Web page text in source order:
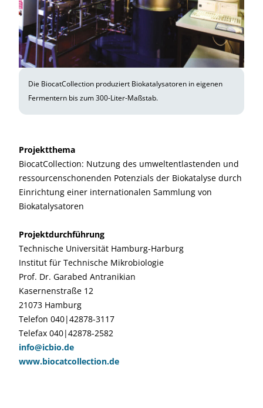
Die BiocatCollection produziert Biokatalysatoren in eigenen
Fermentern bis zum 300-Liter-Maßstab.
Projektthema
BiocatCollection: Nutzung des umwelt­entlastenden und
ressourcenschonenden Potenzials der Biokatalyse durch
Einrichtung einer internationalen Sammlung von
Biokatalysatoren
Projektdurchführung
Technische Universität Hamburg-Harburg
Institut für Technische Mikrobiologie
Prof. Dr. Garabed Antranikian
Kasernenstraße 12
21073 Hamburg
Telefon 040|42878-3117
Telefax 040|42878-2582
info@icbio.de
www.biocatcollection.de